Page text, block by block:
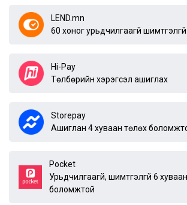
LEND.mn
60 хоног урьдчилгаагүй шимтгэлгүй
Hi-Pay
Төлбөрийн хэрэгсэл ашиглах
Storepay
Ашиглан 4 хуваан төлөх
Pocket
Урьдчилгаагүй, шимтгэлгүй 6
боломжтой